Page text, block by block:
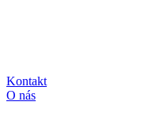
Kontakt
O nás